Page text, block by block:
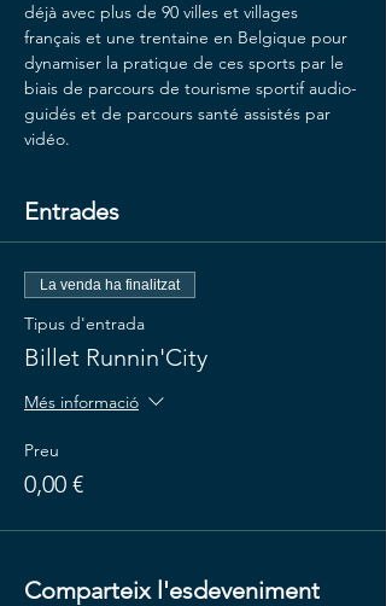
déjà avec plus de 90 villes et villages
français et une trentaine en Belgique pour
dynamiser la pratique de ces sports par le
biais de parcours de tourisme sportif audio-
guidés et de parcours santé assistés par
vidéo.
Entrades
La venda ha finalitzat
Tipus d'entrada
Billet Runnin'City
Més informació
Preu
0,00 €
Comparteix l'esdeveniment